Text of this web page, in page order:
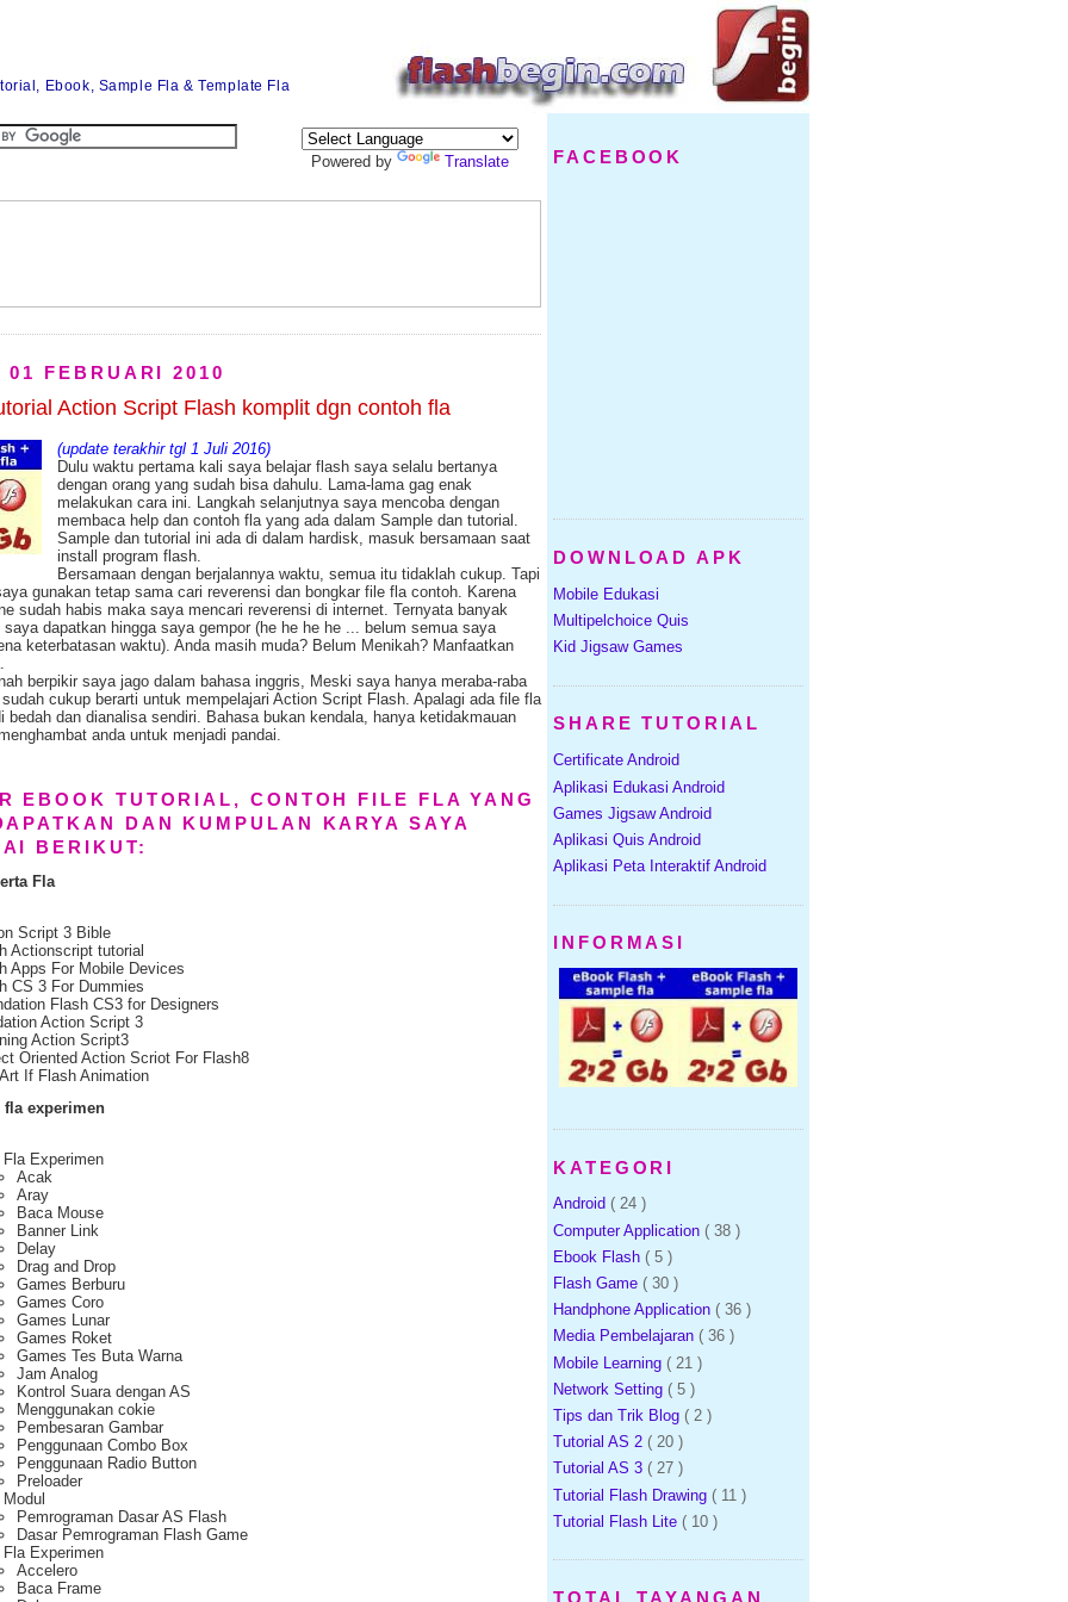
Ebook, Sample Fla & Template Fla
Powered by Translate
01 FEBRUARI 2010
Action Script Flash komplit dgn contoh fla
(update terakhir tgl 1 Juli 2016)
Dulu waktu pertama kali saya belajar flash saya selalu bertanya
dengan orang yang sudah bisa dahulu. Lama-lama gag enak
melakukan cara ini. Langkah selanjutnya saya mencoba dengan
membaca help dan contoh fla yang ada dalam Sample dan tutorial.
Sample dan tutorial ini ada di dalam hardisk, masuk bersamaan saat
install program flash.
Bersamaan dengan berjalannya waktu, semua itu tidaklah cukup. Tapi
gunakan tetap sama cari reverensi dan bongkar file fla contoh. Karena
sudah habis maka saya mencari reverensi di internet. Ternyata banyak
dapatkan hingga saya gempor (he he he he ... belum semua saya
keterbatasan waktu). Anda masih muda? Belum Menikah? Manfaatkan
berpikir saya jago dalam bahasa inggris, Meski saya hanya meraba-raba
cukup berarti untuk mempelajari Action Script Flash. Apalagi ada file fla
bedah dan dianalisa sendiri. Bahasa bukan kendala, hanya ketidakmauan
anda untuk menjadi pandai.
EBOOK TUTORIAL, CONTOH FILE FLA YANG
DAN KUMPULAN KARYA SAYA
BERIKUT:
Fla
Script 3 Bible
Actionscript tutorial
Apps For Mobile Devices
CS 3 For Dummies
Flash CS3 for Designers
Action Script 3
Action Script3
Oriented Action Scriot For Flash8
If Flash Animation
experimen
Experimen
Acak
Aray
Baca Mouse
Banner Link
Delay
Drag and Drop
Games Berburu
Games Coro
Games Lunar
Games Roket
Games Tes Buta Warna
Jam Analog
Kontrol Suara dengan AS
Menggunakan cokie
Pembesaran Gambar
Penggunaan Combo Box
Penggunaan Radio Button
Preloader
Pemrograman Dasar AS Flash
Dasar Pemrograman Flash Game
Experimen
Accelero
Baca Frame
FACEBOOK
DOWNLOAD APK
Mobile Edukasi
Multipelchoice Quis
Kid Jigsaw Games
SHARE TUTORIAL
Certificate Android
Aplikasi Edukasi Android
Games Jigsaw Android
Aplikasi Quis Android
Aplikasi Peta Interaktif Android
INFORMASI
KATEGORI
Android ( 24 )
Computer Application ( 38 )
Ebook Flash ( 5 )
Flash Game ( 30 )
Handphone Application ( 36 )
Media Pembelajaran ( 36 )
Mobile Learning ( 21 )
Network Setting ( 5 )
Tips dan Trik Blog ( 2 )
Tutorial AS 2 ( 20 )
Tutorial AS 3 ( 27 )
Tutorial Flash Drawing ( 11 )
Tutorial Flash Lite ( 10 )